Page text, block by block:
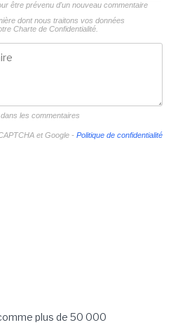
être prévenu d'un nouveau commentaire
dont nous traitons vos données
Charte de Confidentialité.
les commentaires
et Google - Politique de confidentialité
plus de 50 000